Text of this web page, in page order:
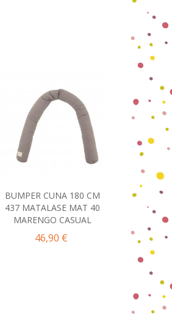
Comprar
BUMPER CUNA 180 CM
437 MATALASE MAT 40
MARENGO CASUAL
46,90 €